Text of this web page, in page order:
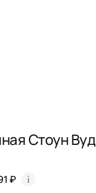
Стоун Вуд
₽